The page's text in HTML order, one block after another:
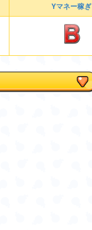
Yマネー稼ぎ